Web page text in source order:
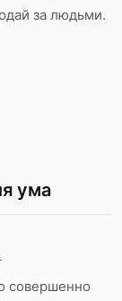
за людьми.
ума
совершенно